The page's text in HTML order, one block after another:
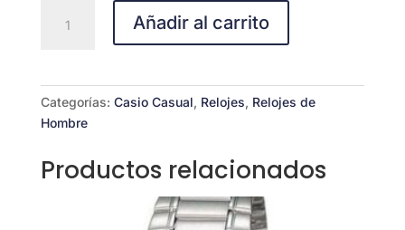
ANALOGICO
cantidad
Añadir al carrito
Categorías: Casio Casual, Relojes, Relojes de
Hombre
Productos relacionados